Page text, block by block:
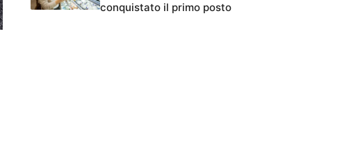
conquistato il primo posto